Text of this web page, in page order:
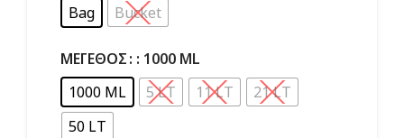
Bag
Bucket
ΜΈΓΕΘΟΣ : 1000 ML
1000 ML
5 LT 11 LT
21 LT
50 LT